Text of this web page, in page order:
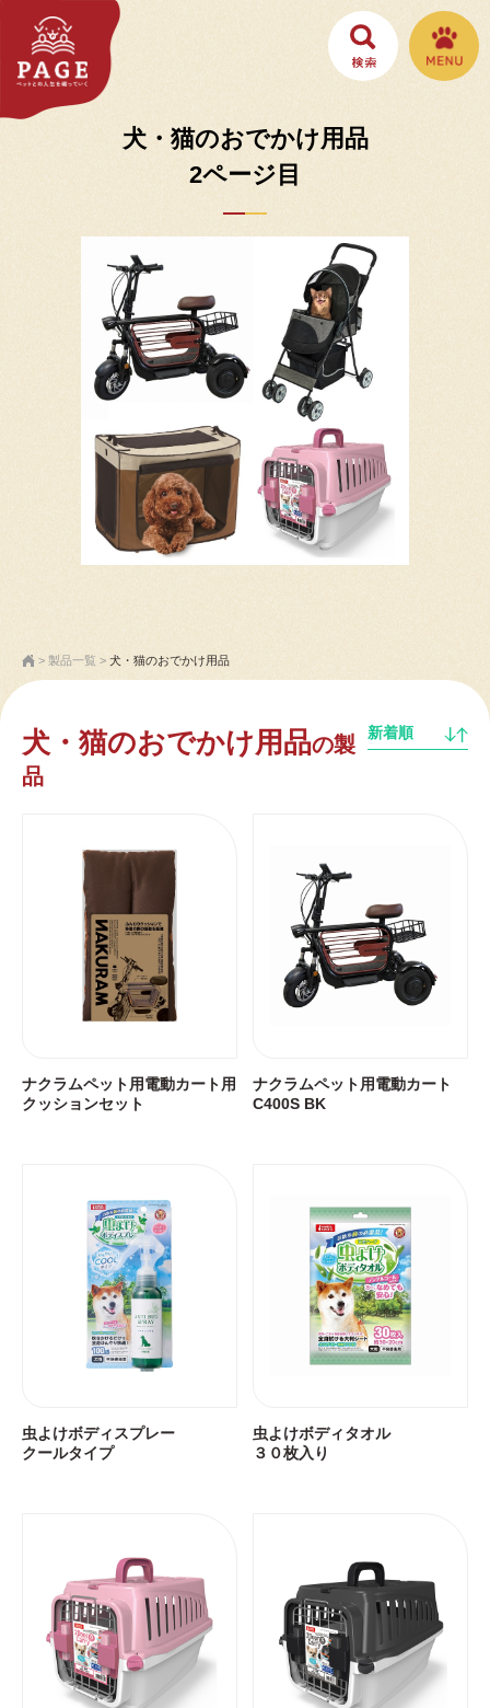
犬・猫のおでかけ用品
2ページ目
> 製品一覧 > 犬・猫のおでかけ用品
犬・猫のおでかけ用品の製
品
新着順
ナクラムペット用電動カート用
クッションセット
ナクラムペット用電動カート
C400S BK
虫よけボディスプレー
クールタイプ
虫よけボディタオル
３０枚入り